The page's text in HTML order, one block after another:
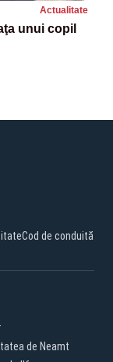
Actualitate
unui copil
Cod de conduită
de Neamt